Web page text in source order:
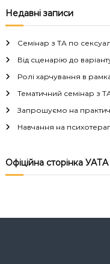
Недавні записи
Семінар з ТА по
Від сценарію до
Ролі харчування в
Тематичний семінар з
Запрошуємо на
Навчання на
Офіційна сторінка УАТА